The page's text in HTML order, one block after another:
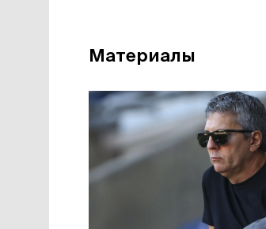
Материалы